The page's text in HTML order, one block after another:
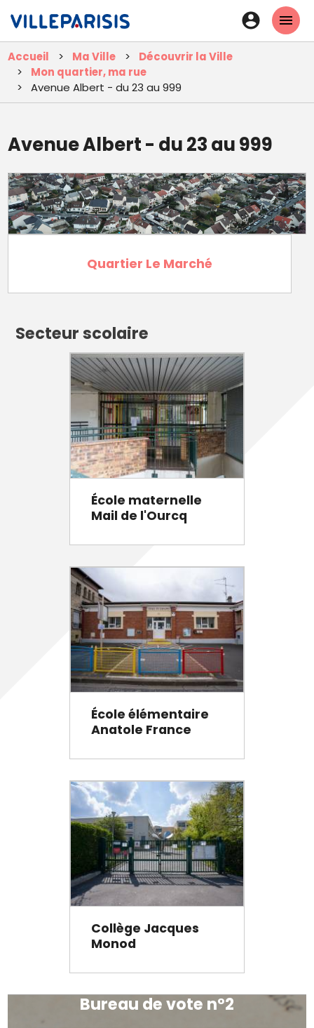
contenu
principal
En-
tête
Accueil Ma Ville
Découvrir la Ville
Mon quartier, ma rue
Avenue Albert - du 23 au 999
Avenue Albert - du 23 au 999
Quartier Le Marché
Secteur scolaire
École maternelle
Mail de l'Ourcq
École élémentaire
Anatole France
Collège Jacques
Monod
Bureau de vote n°2